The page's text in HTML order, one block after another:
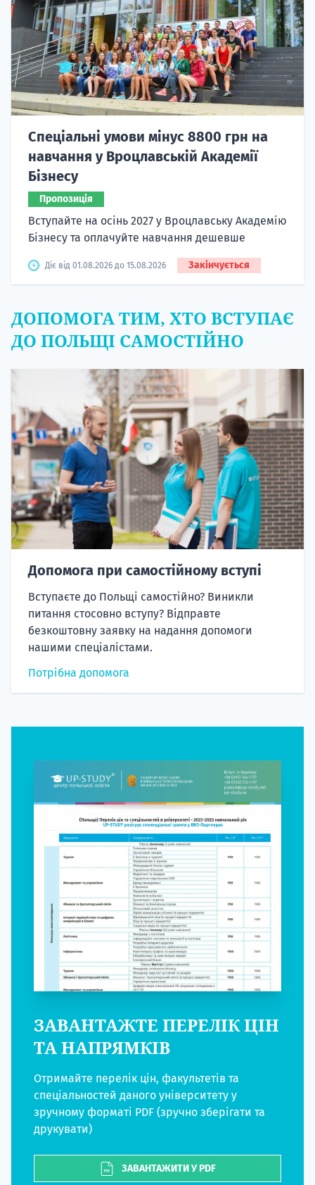
Спеціальні умови мінус 8800 грн на
навчання у Вроцлавській Академії
Бізнесу
Пропозиція
Вступайте на осінь 2027 у Вроцлавську Академію
Бізнесу та оплачуйте навчання дешевше
Діє від 01.08.2026 до 15.08.2026 Закінчується
ДОПОМОГА ТИМ, ХТО ВСТУПАЄ
ДО ПОЛЬЩІ САМОСТІЙНО
Допомога при самостійному вступі
Вступаєте до Польщі самостійно? Виникли
питання стосовно вступу? Відправте
безкоштовну заявку на надання допомоги
нашими спеціалістами.
Потрібна допомога
ЗАВАНТАЖТЕ ПЕРЕЛІК ЦІН
ТА НАПРЯМКІВ
Отримайте перелік цін, факультетів та
спеціальностей даного університету у
зручному форматі PDF (зручно зберігати та
друкувати)
ЗАВАНТАЖИТИ У PDF